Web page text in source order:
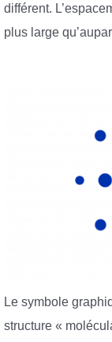
différent.
plus large
Le symbole
structure «